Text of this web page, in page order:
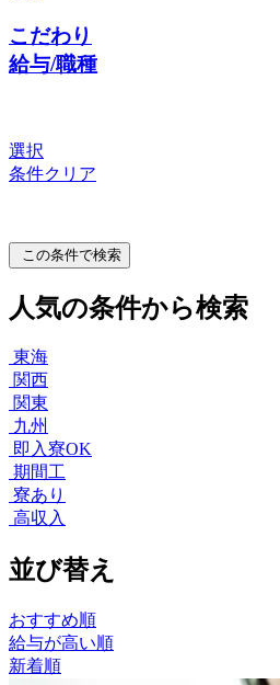
こだわり
給与/職種
選択
条件クリア
この条件で検索
人気の条件から検索
東海
関西
関東
九州
即入寮OK
期間工
寮あり
高収入
並び替え
おすすめ順
給与が高い順
新着順